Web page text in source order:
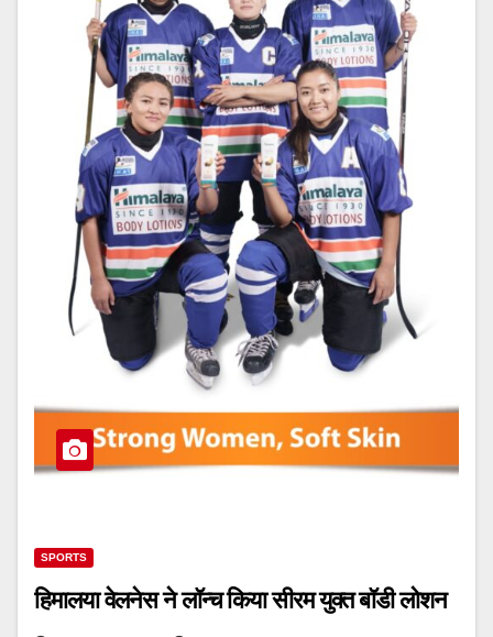
SPORTS
हिमालया वेलनेस ने लॉन्च किया सीरम युक्त बॉडी लोशन